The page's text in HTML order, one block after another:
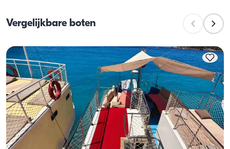
tijdens dagtochten is. Bij overnachtingen geldt de
vaartcapaciteit.
Vergelijkbare boten